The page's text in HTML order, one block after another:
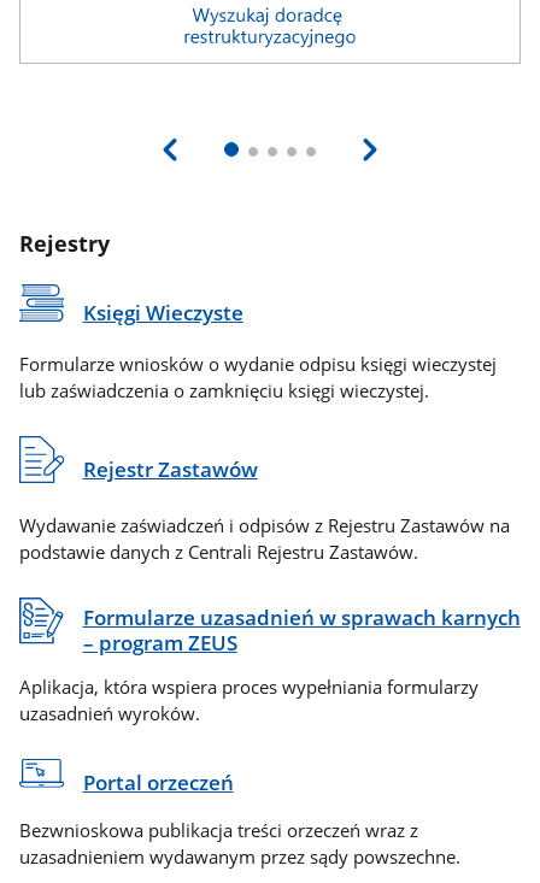
Rejestry
Księgi Wieczyste
Formularze wniosków o wydanie odpisu księgi wieczystej
lub zaświadczenia o zamknięciu księgi wieczystej.
Rejestr Zastawów
Wydawanie zaświadczeń i odpisów z Rejestru Zastawów na
podstawie danych z Centrali Rejestru Zastawów.
Formularze uzasadnień w sprawach karnych
– program ZEUS
Aplikacja, która wspiera proces wypełniania formularzy
uzasadnień wyroków.
Portal orzeczeń
Bezwnioskowa publikacja treści orzeczeń wraz z
uzasadnieniem wydawanym przez sądy powszechne.